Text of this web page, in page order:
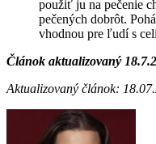
použiť ju na pečenie
pečených dobrôt.
vhodnou pre ľudí s
Článok aktualizovaný
Aktualizovaný článok: